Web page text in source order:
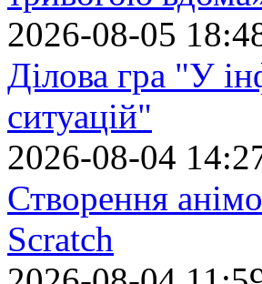
2026-08-05
Ділова гра "У
ситуацій"
2026-08-04
Створення
Scratch